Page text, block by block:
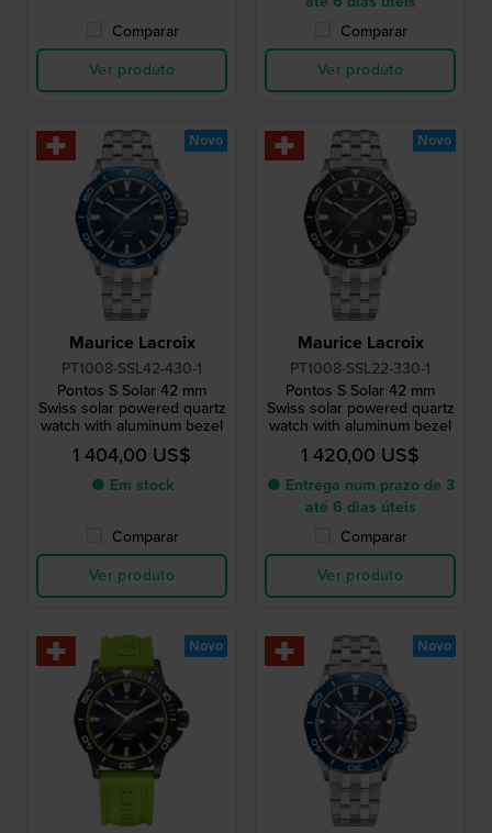
Comparar
Ver produto
Comparar
Ver produto
Maurice Lacroix
PT1008-SSL42-430-1
Pontos S Solar 42 mm
Swiss solar powered quartz
watch with aluminum bezel
1 404,00 US$
● Em stock
Comparar
Ver produto
Novo
Maurice Lacroix
PT1008-SSL22-330-1
Pontos S Solar 42 mm
Swiss solar powered quartz
watch with aluminum bezel
1 420,00 US$
● Entrega num prazo de 3
até 6 dias úteis
Comparar
Ver produto
Novo
Novo Novo